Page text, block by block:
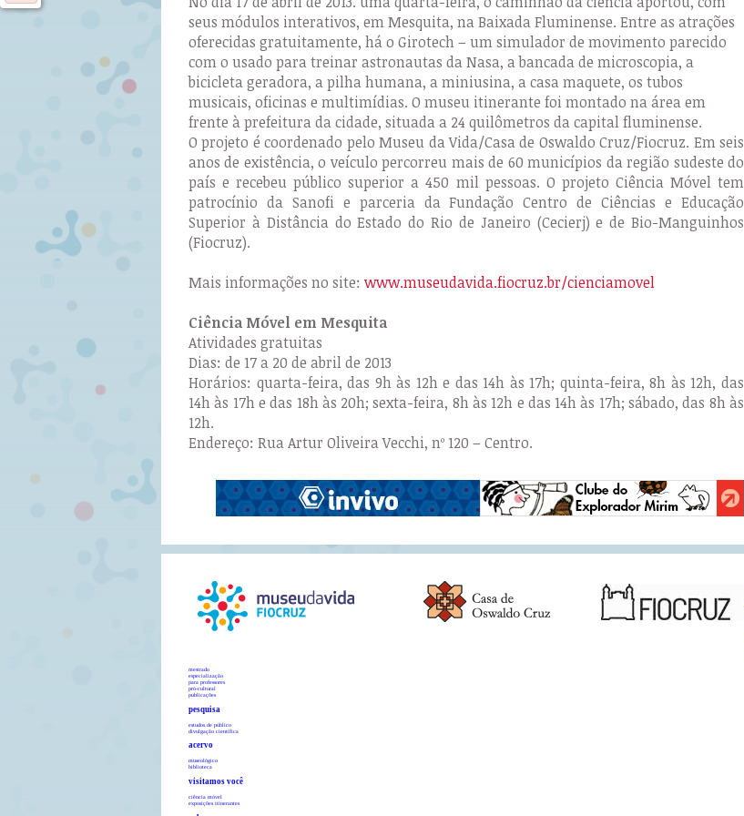
seus módulos interativos, em Mesquita, na Baixada Fluminense. Entre as atrações
oferecidas gratuitamente, há o Girotech – um simulador de movimento parecido
com o usado para treinar astronautas da Nasa, a bancada de microscopia, a
bicicleta geradora, a pilha humana, a miniusina, a casa maquete, os tubos
musicais, oficinas e multimídias. O museu itinerante foi montado na área em
frente à prefeitura da cidade, situada a 24 quilômetros da capital fluminense.
O projeto é coordenado pelo Museu da Vida/Casa de Oswaldo Cruz/Fiocruz. Em seis
anos de existência, o veículo percorreu mais de 60 municípios da região sudeste do
país e recebeu público superior a 450 mil pessoas. O projeto Ciência Móvel tem
patrocínio da Sanofi e parceria da Fundação Centro de Ciências e Educação
Superior à Distância do Estado do Rio de Janeiro (Cecierj) e de Bio-Manguinhos
(Fiocruz).
Mais informações no site: www.museudavida.fiocruz.br/cienciamovel
Ciência Móvel em Mesquita
Atividades gratuitas
Dias: de 17 a 20 de abril de 2013
Horários: quarta-feira, das 9h às 12h e das 14h às 17h; quinta-feira, 8h às 12h, das
14h às 17h e das 18h às 20h; sexta-feira, 8h às 12h e das 14h às 17h; sábado, das 8h às
12h.
Endereço: Rua Artur Oliveira Vecchi, nº 120 – Centro.
mestrado
especialização
para professores
pró-cultural
publicações
pesquisa
estudos de público
divulgação científica
acervo
museológico
biblioteca
visitamos você
ciência móvel
exposições itinerantes